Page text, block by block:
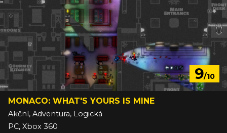
9/10
MONACO: WHAT'S YOURS IS MINE
Akční, Adventura, Logická
PC, Xbox 360